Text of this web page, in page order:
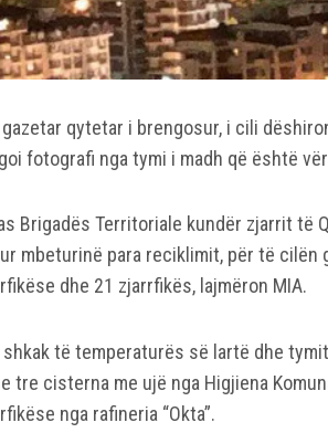
qytetar i brengosur, i cili
fotografi nga tymi i madh që është
Brigadës Territoriale kundër zjarrit të
mbeturinë para reciklimit, për të cilën
dhe 21 zjarrfikës, lajmëron MIA.
shkak të temperaturës së lartë dhe
tre cisterna me ujë nga Higjiena
nga rafineria “Okta”.